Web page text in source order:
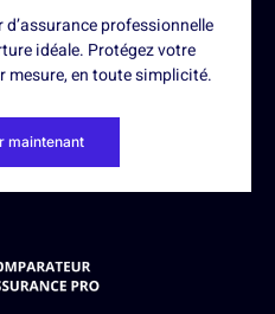
professionnelle
idéale. Protégez votre
mesure, en toute simplicité.
maintenant